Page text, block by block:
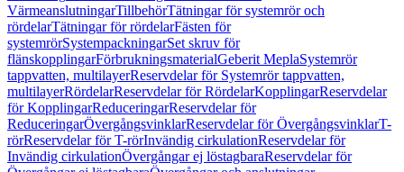
VärmeanslutningarTillbehörTätningar för systemrör och
rördelarTätningar för rördelarFästen för
systemrörSystempackningarSet skruv för
flänskopplingarFörbrukningsmaterialGeberit MeplaSystemrör
tappvatten, multilayerReservdelar för Systemrör tappvatten,
multilayerRördelarReservdelar för RördelarKopplingarReservdelar
för KopplingarReduceringarReservdelar för
ReduceringarÖvergångsvinklarReservdelar för ÖvergångsvinklarT-
rörReservdelar för T-rörInvändig cirkulationReservdelar för
Invändig cirkulationÖvergångar ej löstagbaraReservdelar för